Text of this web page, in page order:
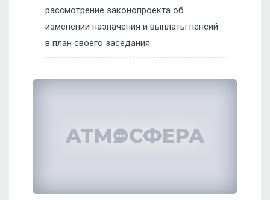
рассмотрение законопроекта об
изменении назначения и выплаты пенсий
в план своего заседания